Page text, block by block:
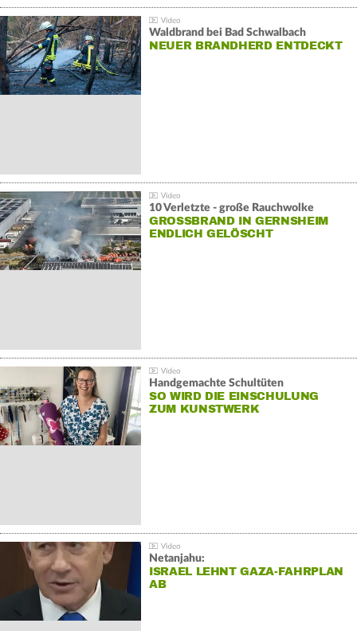
Waldbrand bei Bad Schwalbach
NEUER BRANDHERD ENTDECKT
10 Verletzte - große Rauchwolke
GROSSBRAND IN GERNSHEIM E
NDLICH GELÖSCHT
Handgemachte Schultüten
SO WIRD DIE EINSCHULUNG
ZUM KUNSTWERK
Netanjahu:
ISRAEL LEHNT GAZA-FAHRPLAN
AB